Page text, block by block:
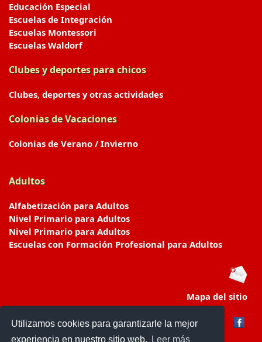
Utilizamos cookies para garantizarle la mejor
experiencia en nuestro sitio web.
Leer más
Educación Especial
Escuelas de Integración
Escuelas Montessori
Escuelas Waldorf
Clubes y deportes para chicos
Clubes, deportes y otras actividades
Colonias de Vacaciones
Colonias de Verano / Invierno
Adultos
Alfabetización para Adultos
Nivel Primario para Adultos
Nivel Primario para Adultos
Escuelas con Formación Profesional para Adultos
Mapa del sitio